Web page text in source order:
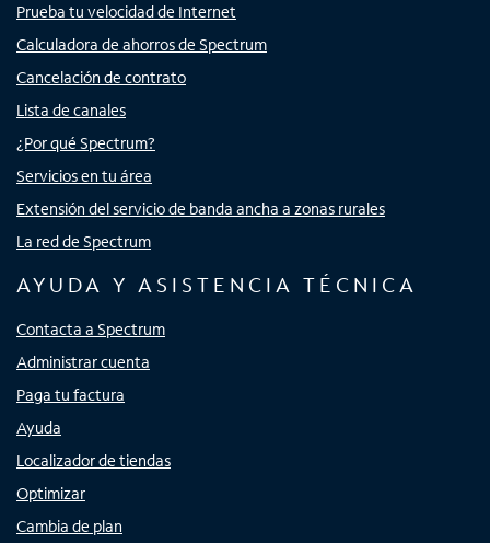
Prueba tu velocidad de Internet
Calculadora de ahorros de Spectrum
Cancelación de contrato
Lista de canales
¿Por qué Spectrum?
Servicios en tu área
Extensión del servicio de banda ancha a zonas rurales
La red de Spectrum
AYUDA Y ASISTENCIA TÉCNICA
Contacta a Spectrum
Administrar cuenta
Paga tu factura
Ayuda
Localizador de tiendas
Optimizar
Cambia de plan